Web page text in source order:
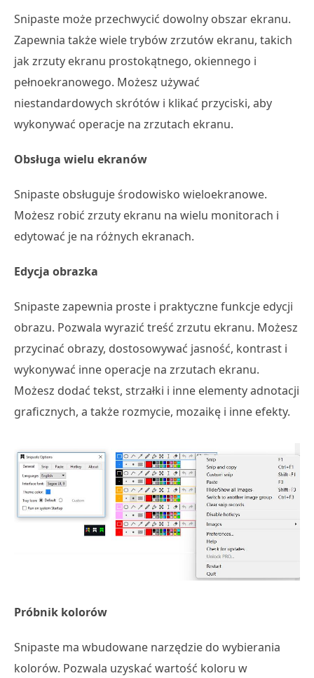
Snipaste może przechwycić dowolny obszar ekranu.
Zapewnia także wiele trybów zrzutów ekranu, takich
jak zrzuty ekranu prostokątnego, okiennego i
pełnoekranowego. Możesz używać
niestandardowych skrótów i klikać przyciski, aby
wykonywać operacje na zrzutach ekranu.
Obsługa wielu ekranów
Snipaste obsługuje środowisko wieloekranowe.
Możesz robić zrzuty ekranu na wielu monitorach i
edytować je na różnych ekranach.
Edycja obrazka
Snipaste zapewnia proste i praktyczne funkcje edycji
obrazu. Pozwala wyrazić treść zrzutu ekranu. Możesz
przycinać obrazy, dostosowywać jasność, kontrast i
wykonywać inne operacje na zrzutach ekranu.
Możesz dodać tekst, strzałki i inne elementy adnotacji
graficznych, a także rozmycie, mozaikę i inne efekty.
Próbnik kolorów
Snipaste ma wbudowane narzędzie do wybierania
kolorów. Pozwala uzyskać wartość koloru w